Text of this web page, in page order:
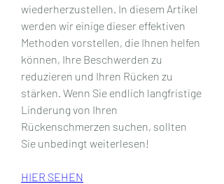
wiederherzustellen. In diesem Artikel
werden wir einige dieser effektiven
Methoden vorstellen, die Ihnen helfen
können, Ihre Beschwerden zu
reduzieren und Ihren Rücken zu
stärken. Wenn Sie endlich langfristige
Linderung von Ihren
Rückenschmerzen suchen, sollten
Sie unbedingt weiterlesen!
HIER SEHEN